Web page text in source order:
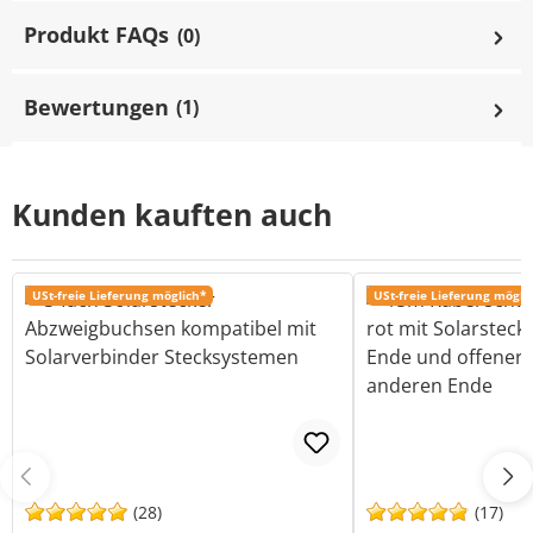
Produkt FAQs (0)
Bewertungen (1)
Kunden kauften auch
USt-freie Lieferung möglich*
(28)
USt-freie Lieferung
(17)